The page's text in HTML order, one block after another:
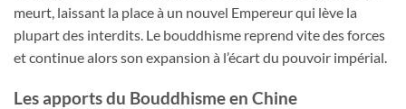
meurt, laissant la place à un nouvel Empereur qui lève la
plupart des interdits. Le bouddhisme reprend vite des forces
et continue alors son expansion à l’écart du pouvoir impérial.
Les apports du Bouddhisme en Chine